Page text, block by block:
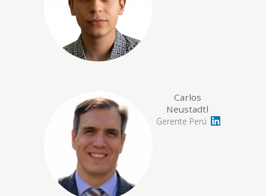
Carlos
Neustadtl
Gerente Perú